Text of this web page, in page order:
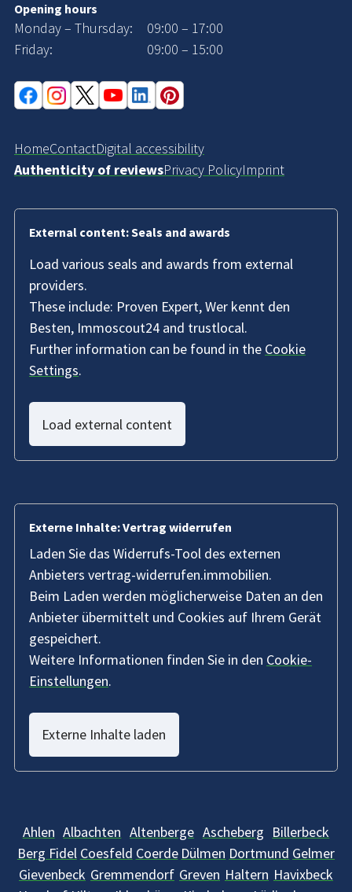
Opening hours
Monday – Thursday:
09:00 – 17:00
Friday:
09:00 – 15:00
HomeContactDigital accessibility
Authenticity of reviewsPrivacy PolicyImprint
External content: Seals and awards
Load various seals and awards from external
providers.
These include: Proven Expert, Wer kennt den
Besten, Immoscout24 and trustlocal.
Further information can be found in the Cookie
Settings.
Load external content
Externe Inhalte: Vertrag widerrufen
Laden Sie das Widerrufs-Tool des externen
Anbieters vertrag-widerrufen.immobilien.
Beim Laden werden möglicherweise Daten an den
Anbieter übermittelt und Cookies auf Ihrem Gerät
gespeichert.
Weitere Informationen finden Sie in den Cookie-
Einstellungen.
Externe Inhalte laden
Ahlen Albachten Altenberge Ascheberg Billerbeck
Berg Fidel Coesfeld Coerde Dülmen Dortmund Gelmer
Gievenbeck Gremmendorf Greven Haltern Havixbeck